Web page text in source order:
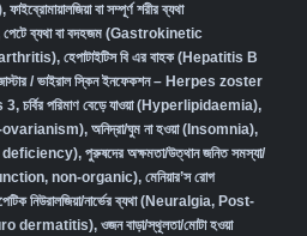
, ফাইব্রোমায়ালজিয়া বা সম্পূর্ণ শরীর ব্যথা
পেটে ব্যথা বা বদহজম (Gastrokinetic
arthritis), হেপাটাইটিস বি এর বাহক (Hepatitis B
/ ভাইরাল স্কিন ইনফেকশন – Herpes zoster
3, চর্বির পরিমাণ বেড়ে যাওয়া (Hyperlipidaemia),
ovarianism), অনিদ্রা/ঘুম না হওয়া (Insomnia),
deficiency), পুরুষদের অক্ষমতা/উত্থান জনিত সমস্যা/
non-organic), মেনিয়ার’স রোগ
নিউরালজিয়া/নার্ভের ব্যথা (Neuralgia, Post-
dermatitis), ওজন বাড়া/স্থূলতা/মোটা হওয়া